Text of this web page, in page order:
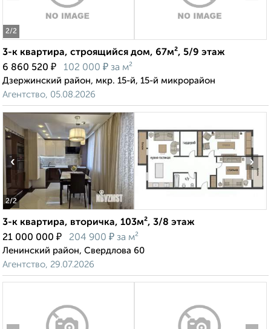
2/2
3-к квартира, строящийся дом, 67м², 5/9 этаж
6 860 520 ₽ 102 000 ₽ за м²
Дзержинский район, мкр. 15-й, 15-й микрорайон
Агентство, 05.08.2026
2/2
‹ ›
3-к квартира, вторичка, 103м², 3/8 этаж
21 000 000 ₽ 204 900 ₽ за м²
Ленинский район, Свердлова 60
Агентство, 29.07.2026